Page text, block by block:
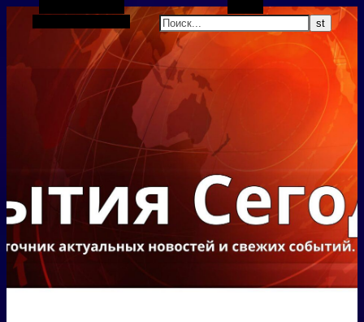
Боковая панель